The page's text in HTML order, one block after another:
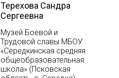
Терехова Сандра
Сергеевна
Музей Боевой и
Трудовой славы МБОУ
«Середкинская средняя
общеобразовательная
школа» (Псковская